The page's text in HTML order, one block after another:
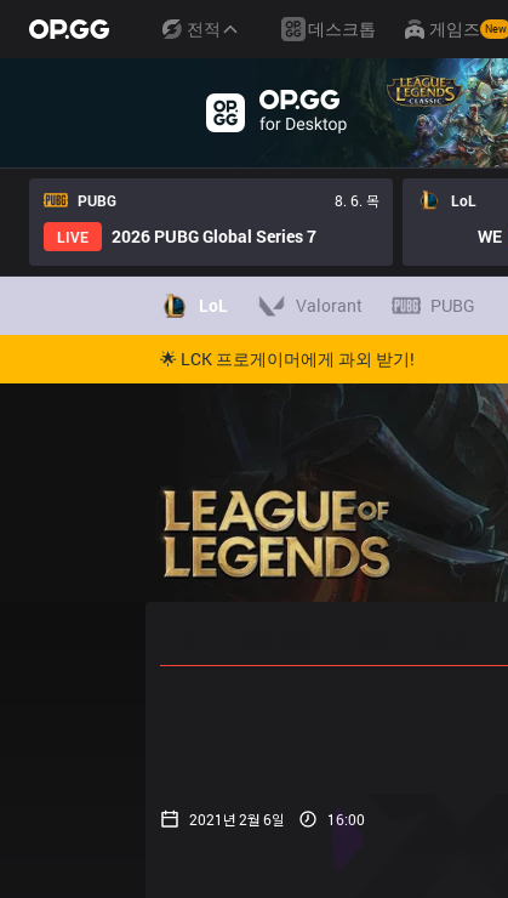
전적 데스크톱 게임즈 New
PUBG
8. 6. 목
LIVE
2026 PUBG Global Series 7
LoL
WE
LoL Valorant PUBG
🌟 LCK 프로게이머에게 과외 받기!
2021년 2월 6일 16:00